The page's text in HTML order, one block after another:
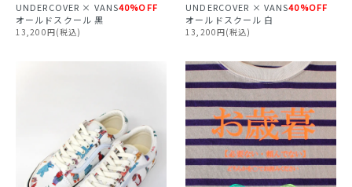
UNDERCOVER × VANS40%OFF
オールドスクール 黒
13,200円(税込)
UNDERCOVER × VANS40%OFF
オールドスクール 白
13,200円(税込)